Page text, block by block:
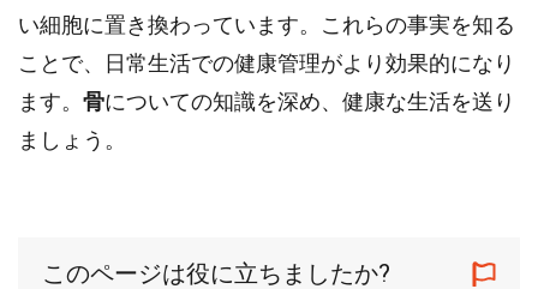
い細胞に置き換わっています。これらの事実を知る
ことで、日常生活での健康管理がより効果的になり
ます。 骨についての知識を深め、健康な生活を送り
ましょう。
このページは役に立ちましたか?